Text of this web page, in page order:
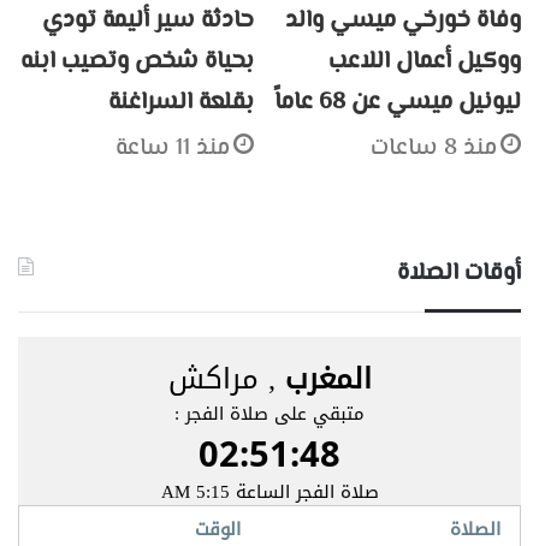
وفاة خورخي ميسي والد
ووكيل أعمال اللاعب
ليونيل ميسي عن 68 عاماً
منذ 8 ساعات
حادثة سير أليمة تودي
بحياة شخص وتصيب ابنه
بقلعة السراغنة
منذ 11 ساعة
أوقات الصلاة